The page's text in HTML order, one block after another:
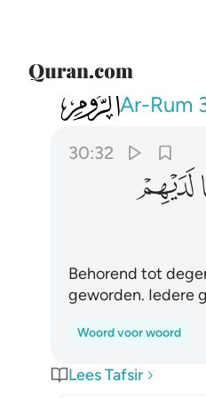
030Ar-Rum
فرقوا دينهم وكانوا
30:32
ﳒ
Behorend tot
geworden. Iedere
Woord voor woord
Lees Tafsir